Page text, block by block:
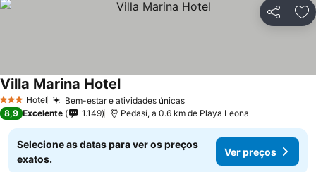
Partilhar
3 EstrelasHotel Bem-estar e atividades únicasVer preços
Villa Marina HotelVer preços
8,9 Excelente 1.149 Pedasí, a 0.6 km de Playa Leona
Selecione as datas para ver os preços
exatos.
Ver preços